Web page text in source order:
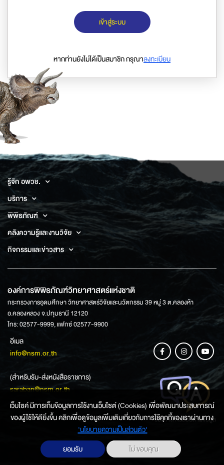
เข้าสู่ระบบ
หากท่านยังไม่ได้เป็นสมาชิก กรุณาลงทะเบียน
รู้จัก อพวช.
บริการ
พิพิธภัณฑ์
คลังความรู้และงานวิจัย
กิจกรรมและข่าวสาร
องค์การพิพิธภัณฑ์วิทยาศาสตร์แห่งชาติ
กระทรวงการอุดมศึกษา วิทยาศาสตร์วิจัยและนวัตกรรม 39 หมู่ 3 ต.คลองห้า
อ.คลองหลวง จ.ปทุมธานี 12120
โทร: 02577-9999, แฟกซ์ 02577-9900
อีเมล
info@nsm.or.th
(สำหรับรับ-ส่งหนังสือราชการ)
saraban@nsm.or.th
ช่องทางการสอบถามข้อมูล
เว็บไซค์ มีการเก็บข้อมูลการใช้งานเว็บไซต์ (Cookies) เพื่อพัฒนาประสบการณ์
ของผู้ใช้ให้ดียิ่งขึ้น คลิกเพื่อดูข้อมูลเพิ่มเติมเกี่ยวกับการใช้คุกกี้ของเราผ่านทาง
‘นโยบายความเป็นส่วนตัว'
ยอมรับ
ไม่ ขอบคุณ